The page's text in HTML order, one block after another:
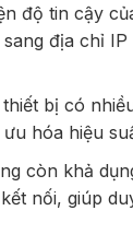
độ tin cậy
địa chỉ
bị có
hóa hiệu
còn khả
nối, giúp